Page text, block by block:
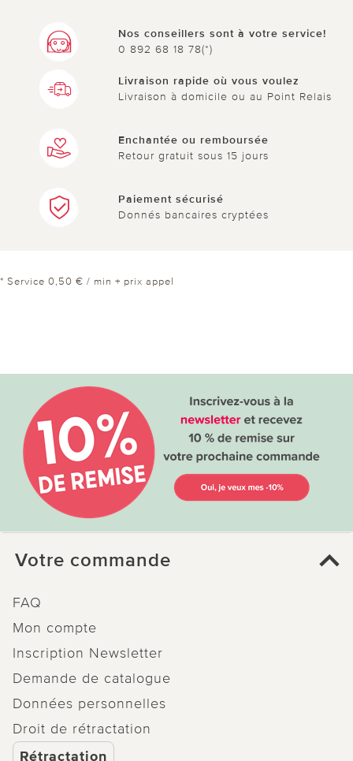
Nos conseillers sont à votre service!
0 892 68 18 78(*)
Livraison rapide où vous voulez
Livraison à domicile ou au Point Relais
Enchantée ou remboursée
Retour gratuit sous 15 jours
Paiement sécurisé
Donnés bancaires cryptées
* Service 0,50 € / min + prix appel
Votre commande
FAQ
Mon compte
Inscription Newsletter
Demande de catalogue
Données personnelles
Droit de rétractation
Rétractation